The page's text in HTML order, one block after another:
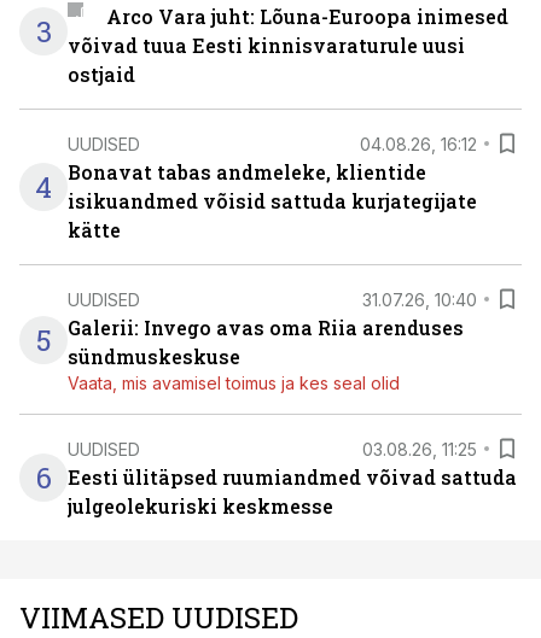
3
Arco Vara juht: Lõuna-Euroopa inimesed
võivad tuua Eesti kinnisvaraturule uusi
ostjaid
4
UUDISED 04.08.26, 16:12
Bonavat tabas andmeleke, klientide
isikuandmed võisid sattuda kurjategijate
kätte
5
UUDISED 31.07.26, 10:40
Galerii: Invego avas oma Riia arenduses
sündmuskeskuse
Vaata, mis avamisel toimus ja kes seal olid
6
UUDISED 03.08.26, 11:25
Eesti ülitäpsed ruumiandmed võivad sattuda
julgeolekuriski keskmesse
VIIMASED UUDISED